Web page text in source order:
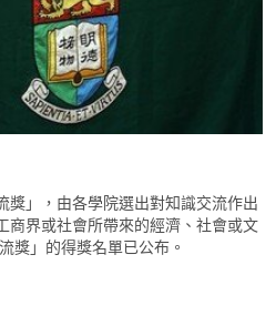
獎」，由各學院選出對知識交流作出
商界或社會所帶來的經濟、社會或文
獎」的得獎名單已公布。